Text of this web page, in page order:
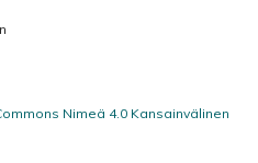
Nimeä 4.0 Kansainvälinen